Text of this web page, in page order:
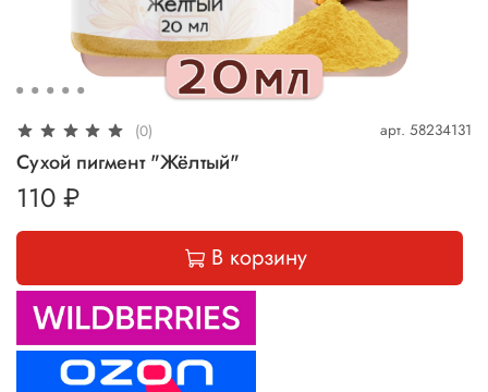
(0) арт. 58234131
Сухой пигмент "Жёлтый"
110 ₽
В корзину